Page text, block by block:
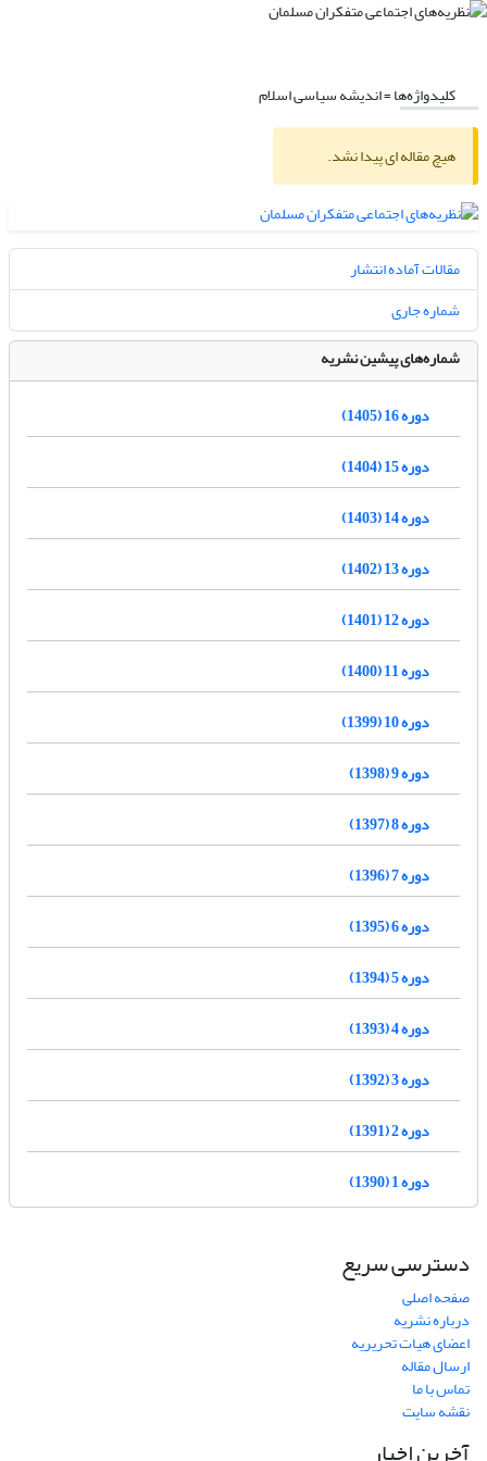
کلیدواژه‌ها =اندیشه ‌سیاسی اسلام
هیچ مقاله ای پیدا نشد.
مقالات آماده انتشار
شماره جاری
شماره‌های پیشین نشریه
دوره 16 (1405)
دوره 15 (1404)
دوره 14 (1403)
دوره 13 (1402)
دوره 12 (1401)
دوره 11 (1400)
دوره 10 (1399)
دوره 9 (1398)
دوره 8 (1397)
دوره 7 (1396)
دوره 6 (1395)
دوره 5 (1394)
دوره 4 (1393)
دوره 3 (1392)
دوره 2 (1391)
دوره 1 (1390)
دسترسی سریع
صفحه اصلی
درباره نشریه
اعضای هیات تحریریه
ارسال مقاله
تماس با ما
نقشه سایت